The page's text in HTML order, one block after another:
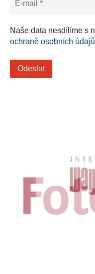
Naše data nesdílíme s
ochraně osobních údajů